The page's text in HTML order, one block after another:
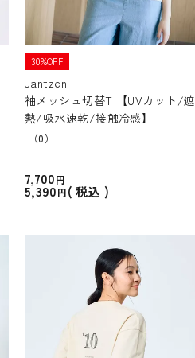
30%OFF
Jantzen
袖メッシュ切替T 【UVカット/遮
熱/吸水速乾/接触冷感】
（0）
7,700
5,390 税込